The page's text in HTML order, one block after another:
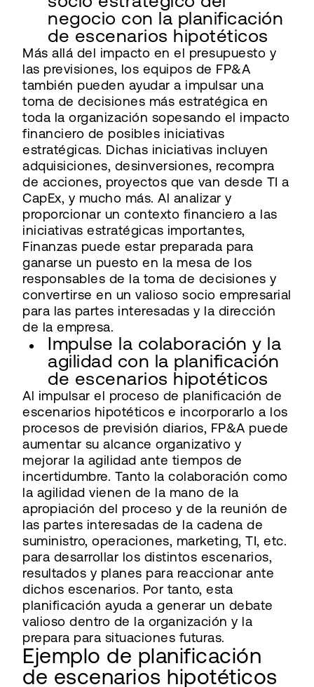
negocio con la planificación
de escenarios hipotéticos
Más allá del impacto en el presupuesto y
las previsiones, los equipos de FP&A
también pueden ayudar a impulsar una
toma de decisiones más estratégica en
toda la organización sopesando el impacto
financiero de posibles iniciativas
estratégicas. Dichas iniciativas incluyen
adquisiciones, desinversiones, recompra
de acciones, proyectos que van desde TI a
CapEx, y mucho más. Al analizar y
proporcionar un contexto financiero a las
iniciativas estratégicas importantes,
Finanzas puede estar preparada para
ganarse un puesto en la mesa de los
responsables de la toma de decisiones y
convertirse en un valioso socio empresarial
para las partes interesadas y la dirección
de la empresa.
Impulse la colaboración y la
agilidad con la planificación
de escenarios hipotéticos
Al impulsar el proceso de planificación de
escenarios hipotéticos e incorporarlo a los
procesos de previsión diarios, FP&A puede
aumentar su alcance organizativo y
mejorar la agilidad ante tiempos de
incertidumbre. Tanto la colaboración como
la agilidad vienen de la mano de la
apropiación del proceso y de la reunión de
las partes interesadas de la cadena de
suministro, operaciones, marketing, TI, etc.
para desarrollar los distintos escenarios,
resultados y planes para reaccionar ante
dichos escenarios. Por tanto, esta
planificación ayuda a generar un debate
valioso dentro de la organización y la
prepara para situaciones futuras.
Ejemplo de planificación
de escenarios hipotéticos